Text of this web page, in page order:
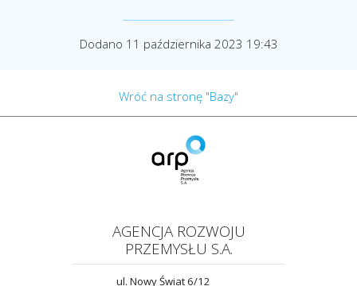
Dodano 11 października 2023 19:43
Wróć na stronę "Bazy"
AGENCJA ROZWOJU
PRZEMYSŁU S.A.
ul. Nowy Świat 6/12